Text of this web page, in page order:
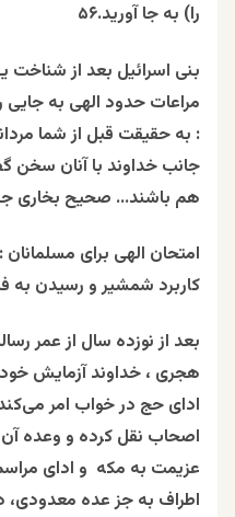
را) به جا آورید.۵۶
بنی اسرائیل بعد از شناخت
مراعات حدود الهی به
: به حقيقت قبل از شما
جانب خداوند با آنان سخن
هم باشند… صحيح بخارى جزء5 .جلد2
امتحان الهی برای
کاربرد شمشیر و رسیدن به
بعد از نوزده سال از عمر
هجری ، خداوند آزمایش خود
ادای حج در خواب امر
اصحاب نقل کرده و وعده آن
عزیمت به مکه و ادای
اطراف به جز عده معدودی،